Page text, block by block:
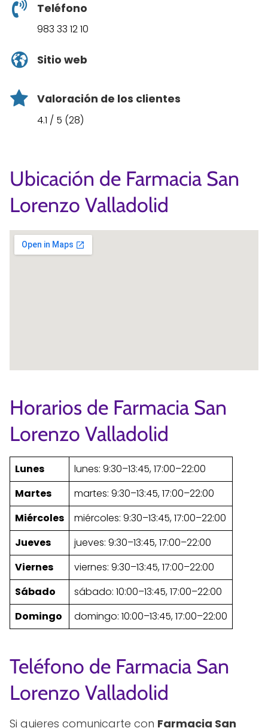
Teléfono
983 33 12 10
Sitio web
Valoración de los clientes
4.1 / 5 (28)
Ubicación de Farmacia San
Lorenzo Valladolid
Horarios de Farmacia San
Lorenzo Valladolid
Lunes
lunes: 9:30–13:45, 17:00–22:00
Martes
martes: 9:30–13:45, 17:00–22:00
Miércoles
miércoles: 9:30–13:45, 17:00–22:00
Jueves
jueves: 9:30–13:45, 17:00–22:00
Viernes
viernes: 9:30–13:45, 17:00–22:00
Sábado
sábado: 10:00–13:45, 17:00–22:00
Domingo
domingo: 10:00–13:45, 17:00–22:00
Teléfono de Farmacia San
Lorenzo Valladolid
Si quieres comunicarte con Farmacia San